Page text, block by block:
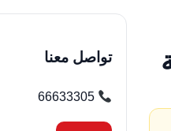
تواصل معنا
66633305